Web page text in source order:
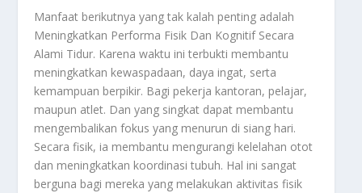
Manfaat berikutnya yang tak kalah penting adalah
Meningkatkan Performa Fisik Dan Kognitif Secara
Alami Tidur. Karena waktu ini terbukti membantu
meningkatkan kewaspadaan, daya ingat, serta
kemampuan berpikir. Bagi pekerja kantoran, pelajar,
maupun atlet. Dan yang singkat dapat membantu
mengembalikan fokus yang menurun di siang hari.
Secara fisik, ia membantu mengurangi kelelahan otot
dan meningkatkan koordinasi tubuh. Hal ini sangat
berguna bagi mereka yang melakukan aktivitas fisik